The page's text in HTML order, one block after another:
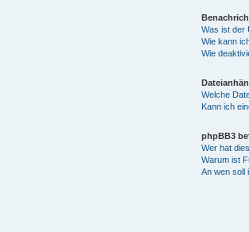
Was ist der
Wie kann
Wie
Welche
Kann ich
phpBB3
Wer hat
Warum ist
An wen soll